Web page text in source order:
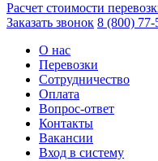
Расчет стоимости
Заказать звонок 8 (800) 77-
О нас
Перевозки
Сотрудничество
Оплата
Вопрос-ответ
Контакты
Вакансии
Вход в систему